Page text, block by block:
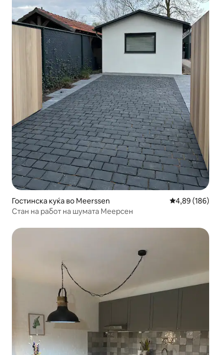
Гостинска куќа во Meerssen Просечна
4,89 (186)
Стан на работ на шумата Меерсен